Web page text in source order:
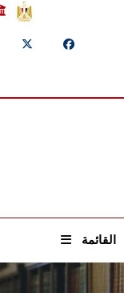
القائمة